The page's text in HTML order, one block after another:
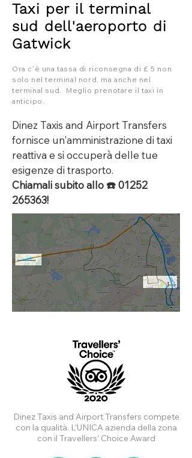
Taxi per il terminal
sud dell'aeroporto di
Gatwick
Ora c'è una tassa di riconsegna di £ 5 non
solo nel terminal nord, ma anche nel
terminal sud. Meglio prenotare il taxi in
anticipo.
Dinez Taxis and Airport Transfers
fornisce un'amministrazione di taxi
reattiva e si occuperà delle tue
esigenze di trasporto.
Chiamali subito allo ☎️01252
265363!
Dinez Taxis and Airport Transfers compete
con la qualità. L'UNICA azienda della zona
con il Travellers' Choice Award